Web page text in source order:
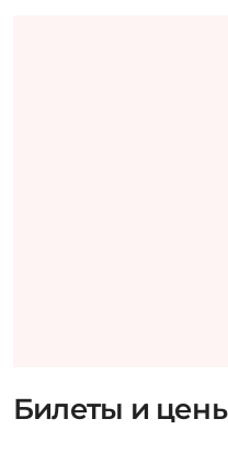
Билеты и